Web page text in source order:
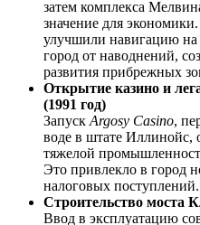
затем комплекса
значение для
улучшили навигацию
город от наводнений,
развития прибрежных
Открытие казино и
(1991 год)
Запуск Argosy Casino,
воде в штате Иллинойс,
тяжелой
Это привлекло в город
налоговых поступлений.
Строительство моста
Ввод в эксплуатацию